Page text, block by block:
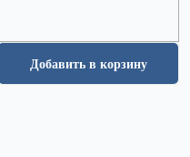
Добавить в корзину